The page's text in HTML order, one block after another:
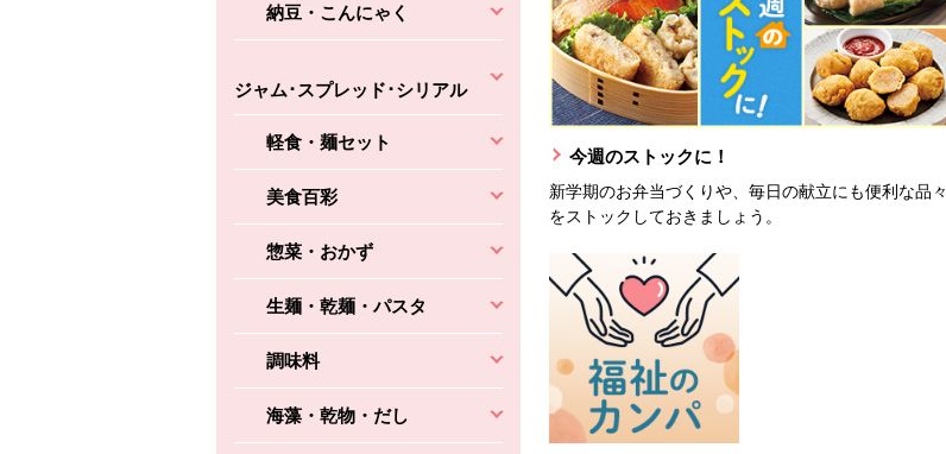
納豆・こんにゃく
ジャム･スプレッド･シリアル
軽食・麺セット
美食百彩
惣菜・おかず
生麺・乾麺・パスタ
調味料
海藻・乾物・だし
今週のストックに！
新学期のお弁当づくりや、毎日の献立にも便利な品々
をストックしておきましょう。